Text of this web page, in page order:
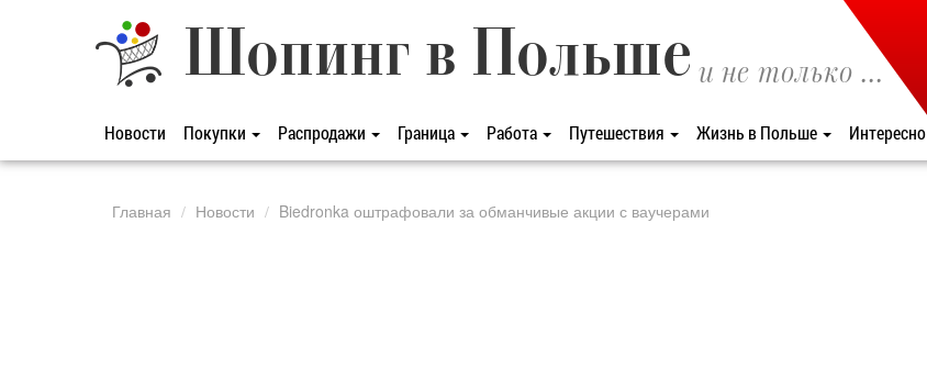
Шопинг в Польше и не только ...
Новости Покупки Распродажи Граница Работа Путешествия Жизнь в Польше Интересно
Главная Новости Biedronka оштрафовали за обманчивые акции с ваучерами